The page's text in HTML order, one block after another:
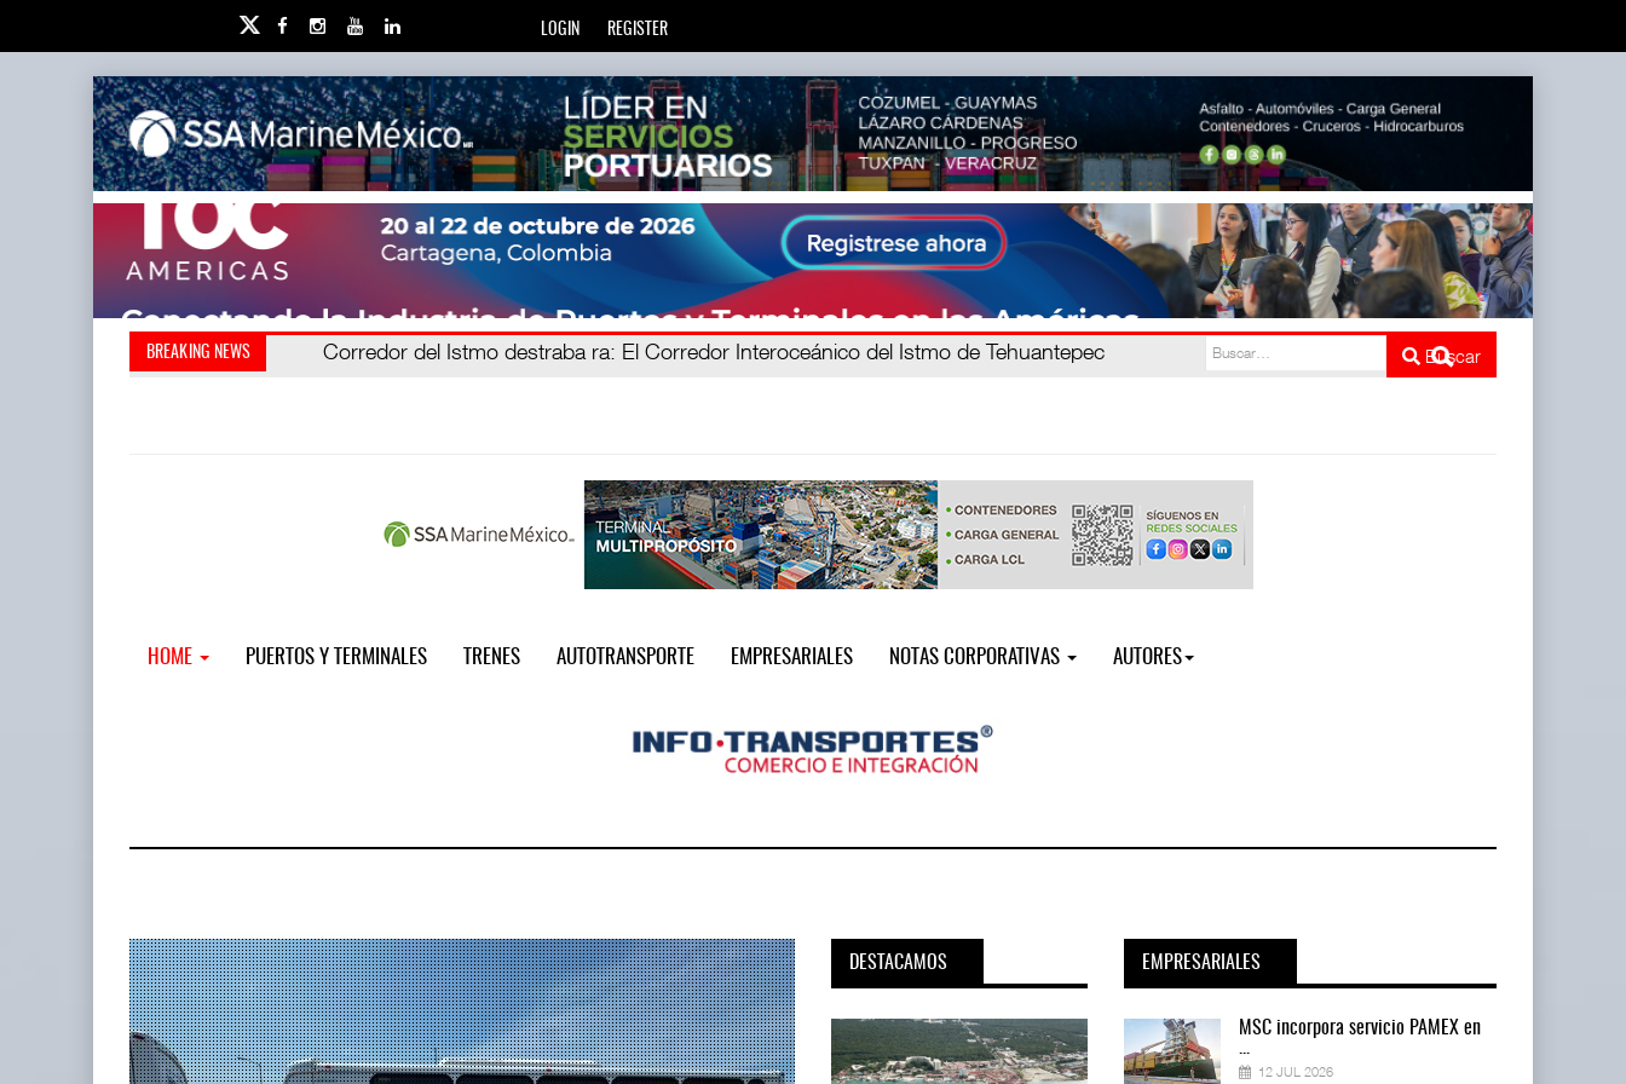
LOGIN REGISTER
BREAKING NEWS Cruceros crecen en Caribe mien
Corredor del Istmo destraba ra: El Corredor Interoceánico del Istmo de Tehuantepec
Buscar
HOME PUERTOS Y TERMINALES TRENES AUTOTRANSPORTE EMPRESARIALES NOTAS CORPORATIVAS AUTORES
DESTACAMOS EMPRESARIALES
MSC incorpora servicio PAMEX en
...
12 JUL 2026
MSC incorpora servicio PAMEX en
...
12 JUL 2026
MSC incorpora servicio PAMEX en
12 JUL 2026